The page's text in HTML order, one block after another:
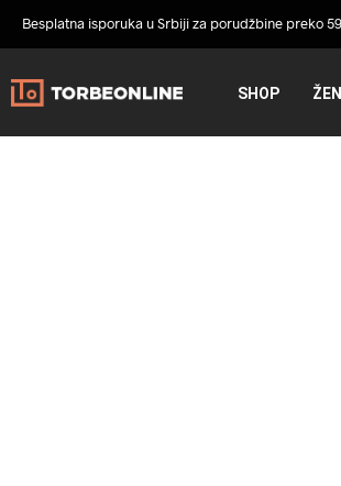
Besplatna isporuka u Srbiji za porudžbine preko
SHOP